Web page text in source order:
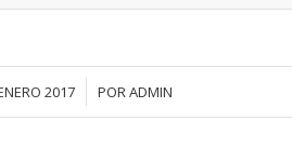
2017
/ PORADMIN